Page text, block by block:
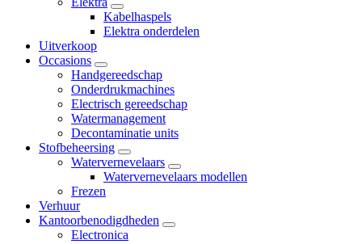
Kabelhaspels
Elektra onderdelen
Uitverkoop
Occasions
Handgereedschap
Onderdrukmachines
Electrisch gereedschap
Watermanagement
Decontaminatie units
Stofbeheersing
Watervernevelaars
Watervernevelaars modellen
Frezen
Verhuur
Kantoorbenodigdheden
Electronica